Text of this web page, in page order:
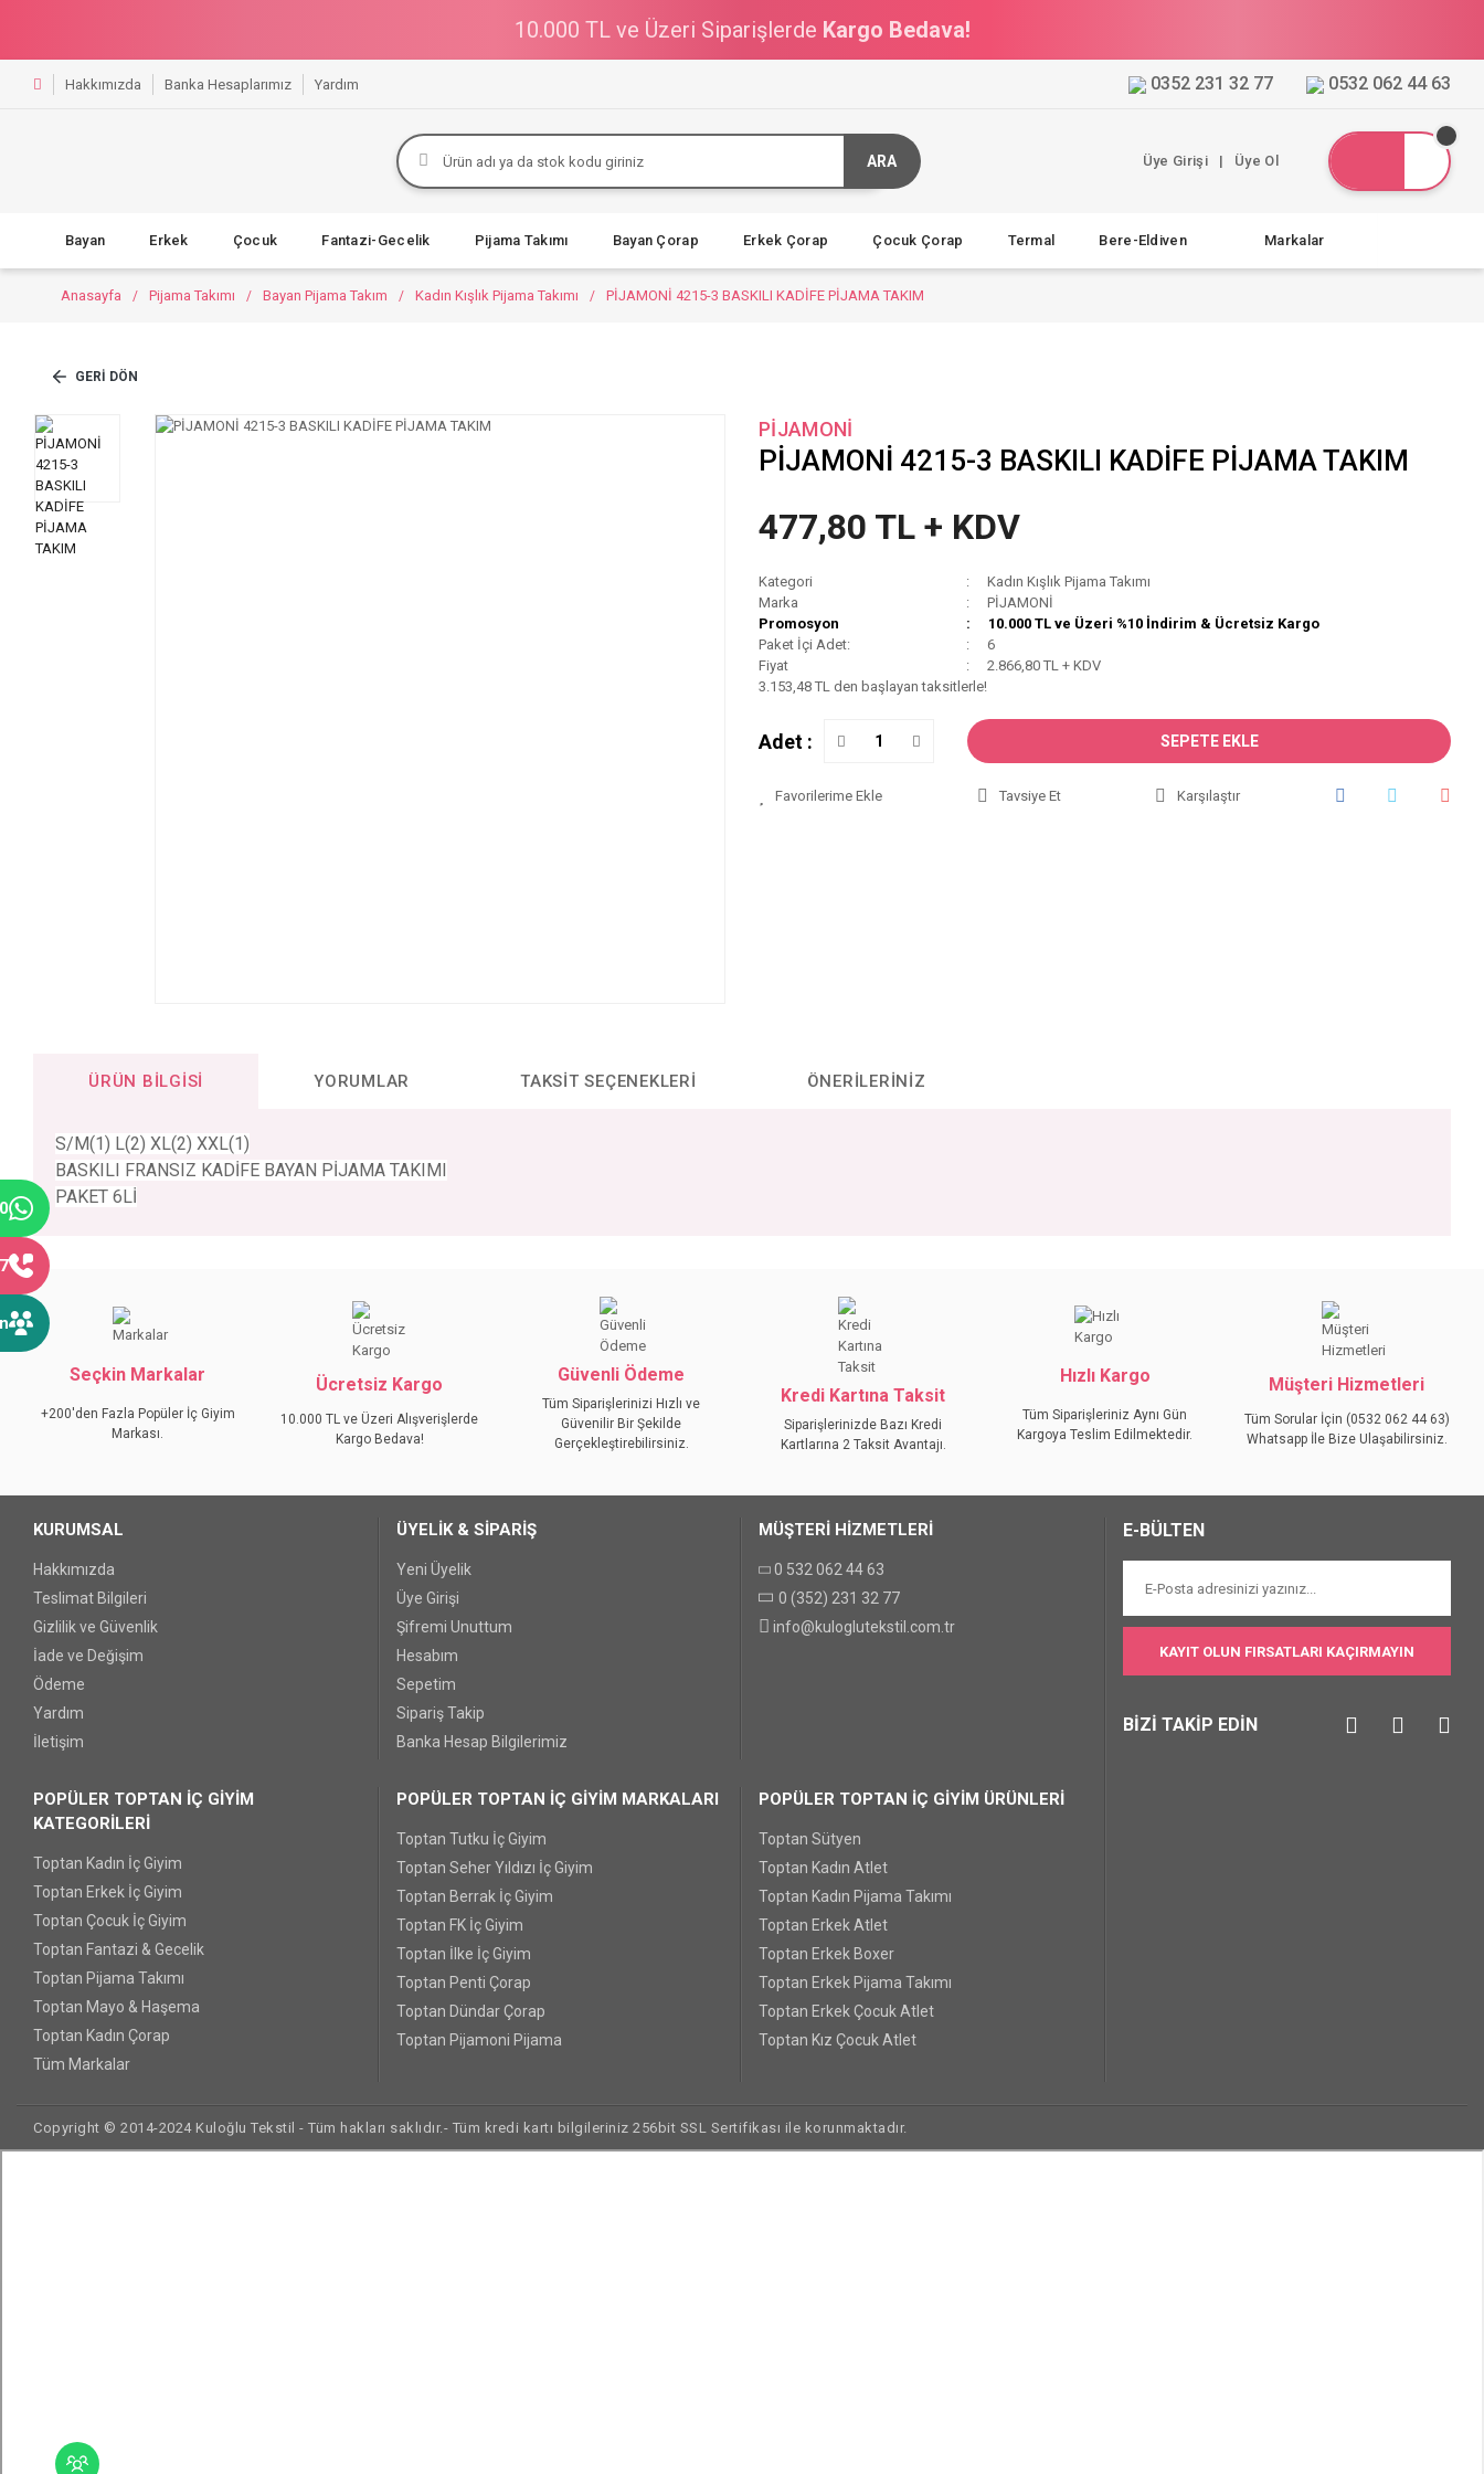
10.000 TL ve Üzeri Siparişlerde Kargo Bedava!
Hakkımızda Banka Hesaplarımız Yardım 0352 231 32 77 0532 062 44 63
ARA Üye Girişi | Üye Ol
Bayan Erkek Çocuk Fantazi-Gecelik Pijama Takımı Bayan Çorap Erkek Çorap Çocuk Çorap Termal Bere-Eldiven Markalar
Anasayfa Pijama Takımı Bayan Pijama Takım Kadın Kışlık Pijama Takımı PİJAMONİ 4215-3 BASKILI KADİFE PİJAMA TAKIM
GERI DÖN
PİJAMONİ
PİJAMONİ 4215-3 BASKILI KADİFE PİJAMA TAKIM
477,80 TL + KDV
Kategori
Kadın Kışlık Pijama Takımı
Marka
PİJAMONİ
Promosyon
10.000 TL ve Üzeri %10 İndirim & Ücretsiz Kargo
Paket İçi Adet:
6
Fiyat
2.866,80 TL + KDV
3.153,48 TL den başlayan taksitlerle!
Adet : SEPETE EKLE
Tavsiye Et Karşılaştır
ÜRÜN BILGISI YORUMLAR TAKSIT SEÇENEKLERI ÖNERILERINIZ
S/M(1) L(2) XL(2) XXL(1)
BASKILI FRANSIZ KADİFE BAYAN PİJAMA TAKIMI
PAKET 6Lİ
Ürün resmi kalitesiz, bozuk veya görüntülenemiyor.
Ürün açıklamasında eksik bilgiler bulunuyor.
Ürün bilgilerinde hatalar bulunuyor.
Ürün fiyatı diğer sitelerden daha pahalı.
GÖNDER
Seçkin Markalar
+200'den Fazla Popüler İç Giyim
Markası.
Ücretsiz Kargo
10.000 TL ve Üzeri Alışverişlerde
Kargo Bedava!
Güvenli Ödeme
Tüm Siparişlerinizi Hızlı ve
Güvenilir Bir Şekilde
Gerçekleştirebilirsiniz.
Kredi Kartına Taksit
Siparişlerinizde Bazı Kredi
Kartlarına 2 Taksit Avantajı.
Hızlı Kargo
Tüm Siparişleriniz Aynı Gün
Kargoya Teslim Edilmektedir.
Müşteri Hizmetleri
Tüm Sorular İçin (0532 062 44 63)
Whatsapp İle Bize Ulaşabilirsiniz.
KURUMSAL
Hakkımızda
Teslimat Bilgileri
Gizlilik ve Güvenlik
İade ve Değişim
Ödeme
Yardım
İletişim
ÜYELİK & SİPARİŞ
Yeni Üyelik
Üye Girişi
Şifremi Unuttum
Hesabım
Sepetim
Sipariş Takip
Banka Hesap Bilgilerimiz
MÜŞTERİ HİZMETLERİ
0 532 062 44 63
0 (352) 231 32 77
info@kuloglutekstil.com.tr
POPÜLER TOPTAN İÇ GİYİM
KATEGORİLERİ
Toptan Kadın İç Giyim
Toptan Erkek İç Giyim
Toptan Çocuk İç Giyim
Toptan Fantazi & Gecelik
Toptan Pijama Takımı
Toptan Mayo & Haşema
Toptan Kadın Çorap
Tüm Markalar
POPÜLER TOPTAN İÇ GİYİM MARKALARI
Toptan Tutku İç Giyim
Toptan Seher Yıldızı İç Giyim
Toptan Berrak İç Giyim
Toptan FK İç Giyim
Toptan İlke İç Giyim
Toptan Penti Çorap
Toptan Dündar Çorap
Toptan Pijamoni Pijama
POPÜLER TOPTAN İÇ GİYİM ÜRÜNLERİ
Toptan Sütyen
Toptan Kadın Atlet
Toptan Kadın Pijama Takımı
Toptan Erkek Atlet
Toptan Erkek Boxer
Toptan Erkek Pijama Takımı
Toptan Erkek Çocuk Atlet
Toptan Kız Çocuk Atlet
E-BÜLTEN
KAYIT OLUN FIRSATLARI KAÇIRMAYIN
BİZİ TAKİP EDİN
Copyright © 2014-2024 Kuloğlu Tekstil - Tüm hakları saklıdır.- Tüm kredi kartı bilgileriniz 256bit SSL Sertifikası ile korunmaktadır.